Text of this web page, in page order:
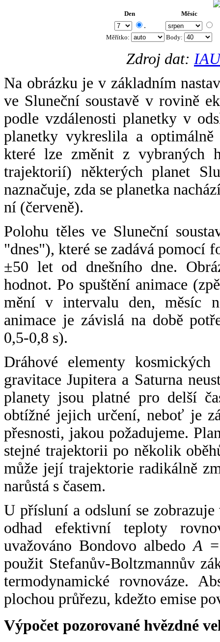
Den Měsíc
.
Měřítko: Body:
Zdroj dat:
Na obrázku je v základním
ve Sluneční soustavě v rovině
podle vzdálenosti planetky v
planetky vykreslila a
které lze změnit z vybraných
trajektorií) některých planet
naznačuje, zda se planetka
ní (červeně).
Polohu těles ve Sluneční
"dnes"), které se zadává pomocí
±50 let od dnešního dne.
hodnot. Po spuštění animace
mění v intervalu den, měsíc
animace je závislá na době
0,5-0,8 s).
Dráhové elementy
gravitace Jupitera a Saturna
planety jsou platné pro delší
obtížné jejich určení, neboť je
přesnosti, jakou požadujeme.
stejné trajektorii po několik
může její trajektorie radikálně
narůstá s časem.
U přísluní a odsluní se
odhad efektivní teploty
uvažováno Bondovo albedoA
použit Stefanův-Boltzmannův
termodynamické rovnováze.
plochou průřezu, kdežto emise
Výpočet pozorované hvězdné